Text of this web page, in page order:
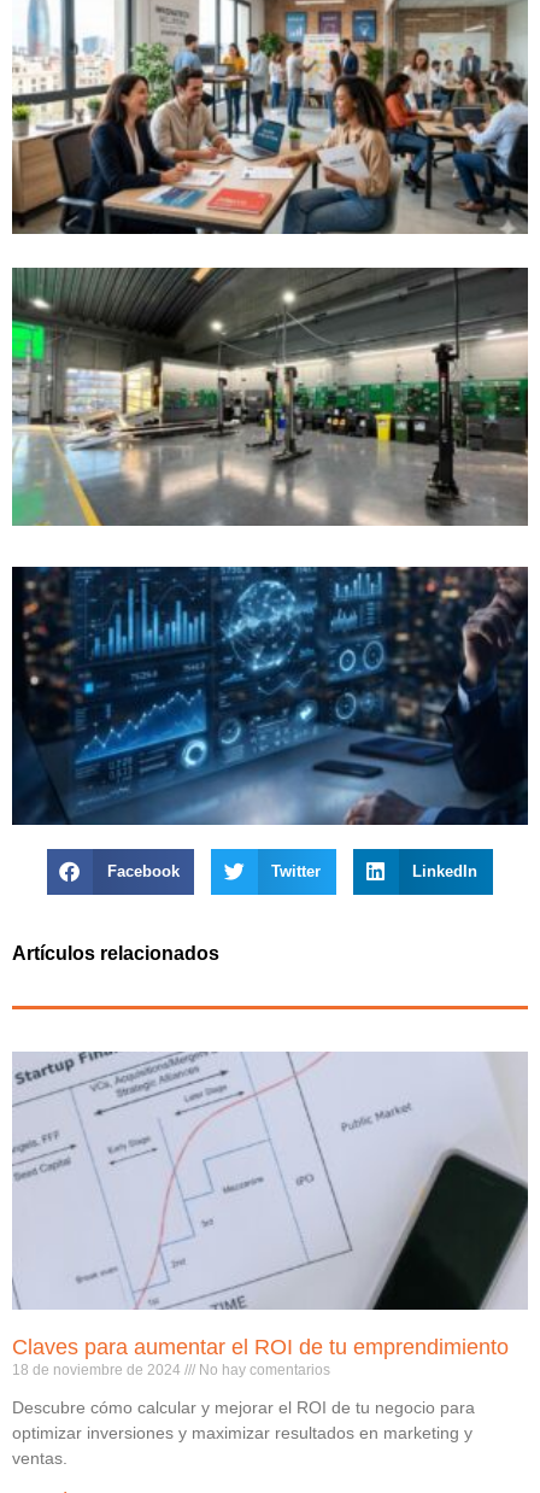
Facebook Twitter LinkedIn
Artículos relacionados
Claves para aumentar el ROI de tu emprendimiento
18 de noviembre de 2024 No hay comentarios
Descubre cómo calcular y mejorar el ROI de tu negocio para
optimizar inversiones y maximizar resultados en marketing y
ventas.